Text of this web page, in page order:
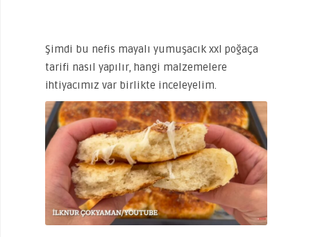
Şimdi bu nefis mayalı yumuşacık xxl poğaça
tarifi nasıl yapılır, hangi malzemelere
ihtiyacımız var birlikte inceleyelim.